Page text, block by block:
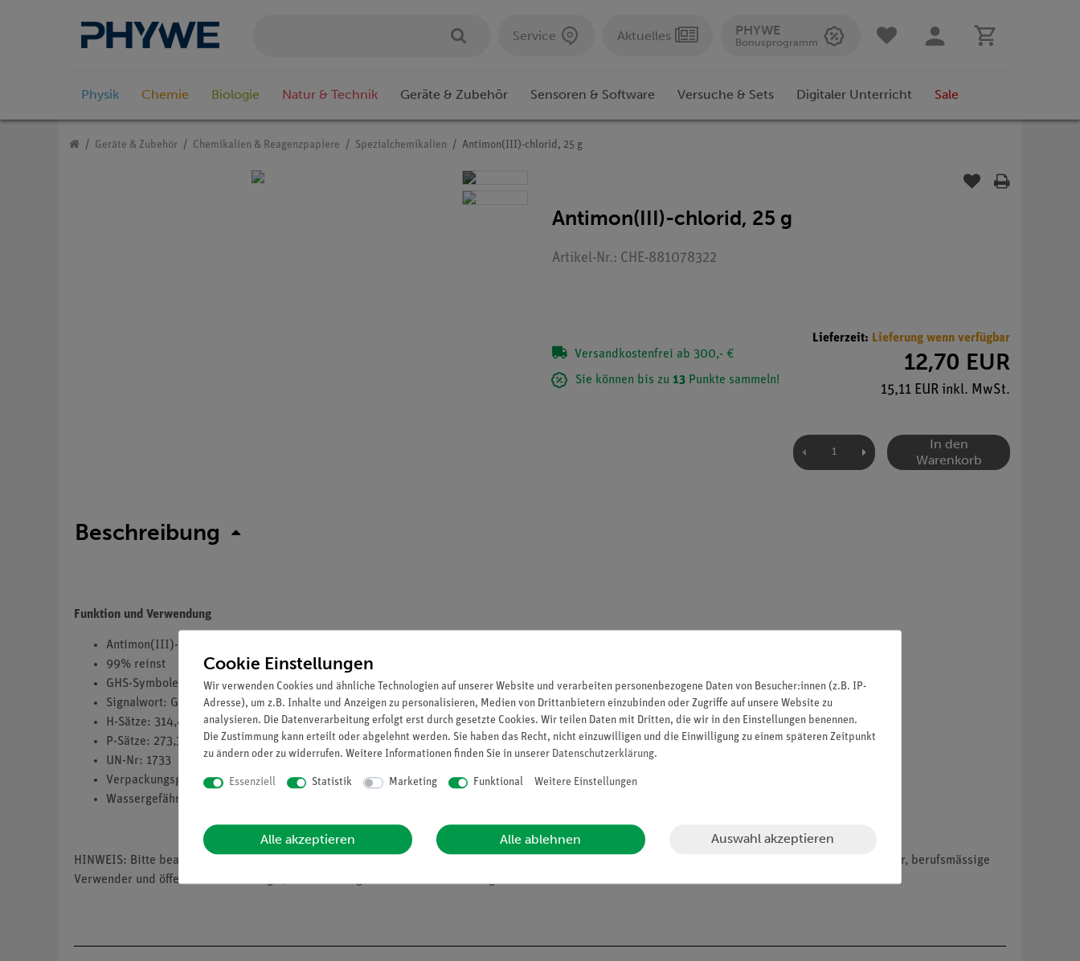
Service Aktuelles PHYWE
Bonusprogramm
Physik Chemie Biologie Natur & Technik Geräte & Zubehör Sensoren & Software Versuche & Sets Digitaler Unterricht Sale
Geräte & Zubehör Chemikalien & Reagenzpapiere Spezialchemikalien Antimon(III)-chlorid, 25 g
Antimon(III)-chlorid, 25 g
Artikel-Nr.: CHE-881078322
Versandkostenfrei ab 300,- €
Sie können bis zu 13 Punkte sammeln!
Lieferzeit: Lieferung wenn verfügbar
12,70 EUR
15,11 EUR inkl. MwSt.
In den
Warenkorb
Beschreibung
Funktion und Verwendung
Antimon(III)-chlorid
99% reinst
GHS-Symbole(s): GHS05,GHS09
Signalwort: Gefahr
H-Sätze: 314,411
P-Sätze: 273,301+330+331,305+351+338,38+310
UN-Nr: 1733
Verpackungsgruppe: 2
Wassergefährdungsklasse: 2
HINWEIS: Bitte beachten Sie, dass wir keine Chemikalien an Privatpersonen verkaufen. Lt. ChemVerbotsV dürfen wir Chemikalien nur an Wiederverkäufer, berufsmässige
Verwender und öffentliche Forschungs-, Untersuchungs- und Lehranstalten abgeben.
Cookie Einstellungen
Wir verwenden Cookies und ähnliche Technologien auf unserer Website und verarbeiten personenbezogene Daten von Besucher:innen (z.B. IP-
Adresse), um z.B. Inhalte und Anzeigen zu personalisieren, Medien von Drittanbietern einzubinden oder Zugriffe auf unsere Website zu
analysieren. Die Datenverarbeitung erfolgt erst durch gesetzte Cookies. Wir teilen Daten mit Dritten, die wir in den Einstellungen benennen.
Die Zustimmung kann erteilt oder abgelehnt werden. Sie haben das Recht, nicht einzuwilligen und die Einwilligung zu einem späteren Zeitpunkt
zu ändern oder zu widerrufen. Weitere Informationen finden Sie in unserer Daten­schutz­erklärung.
Essenziell Statistik Marketing Funktional Weitere Einstellungen
Alle akzeptieren Alle ablehnen Auswahl akzeptieren